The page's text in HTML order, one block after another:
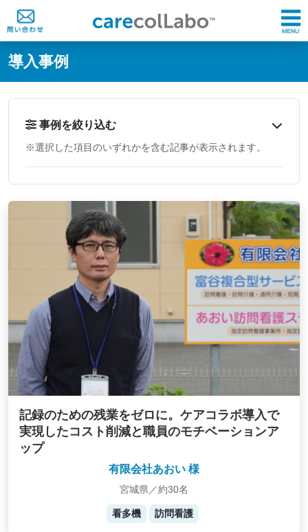
@ -0,0 +1,60 @@
導入事例
事例を絞り込む
※選択した項目のいずれかを含む記事が表示されます。
記録のための残業をゼロに。ケアコラボ導入で
実現したコスト削減と職員のモチベーションア
ップ
有限会社あおい 様
宮城県／約30名
看多機 訪問看護